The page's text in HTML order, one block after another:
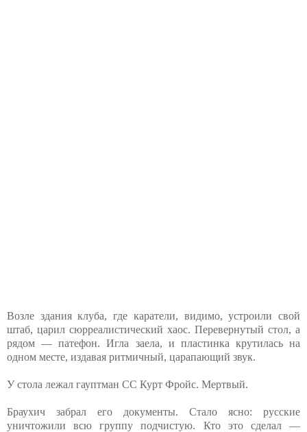
Возле здания клуба, где каратели, видимо, устроили свой
штаб, царил сюрреалистический хаос. Перевернутый стол, а
рядом — патефон. Игла заела, и пластинка крутилась на
одном месте, издавая ритмичный, царапающий звук.
У стола лежал гауптман СС Курт Фройс. Мертвый.
Браухич забрал его документы. Стало ясно: русские
уничтожили всю группу подчистую. Кто это сделал —